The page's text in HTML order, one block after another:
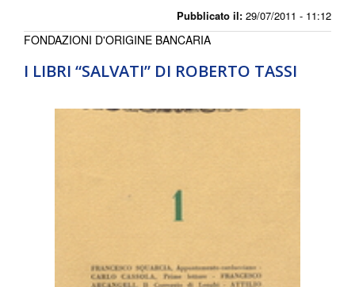
Pubblicato il: 29/07/2011 - 11:12
I LIBRI “SALVATI” DI ROBERTO TASSI
FONDAZIONI D'ORIGINE BANCARIA